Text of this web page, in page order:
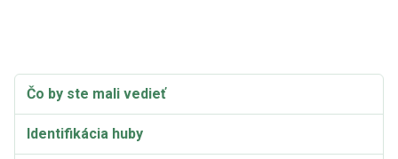
Čo by ste mali vedieť
Identifikácia huby